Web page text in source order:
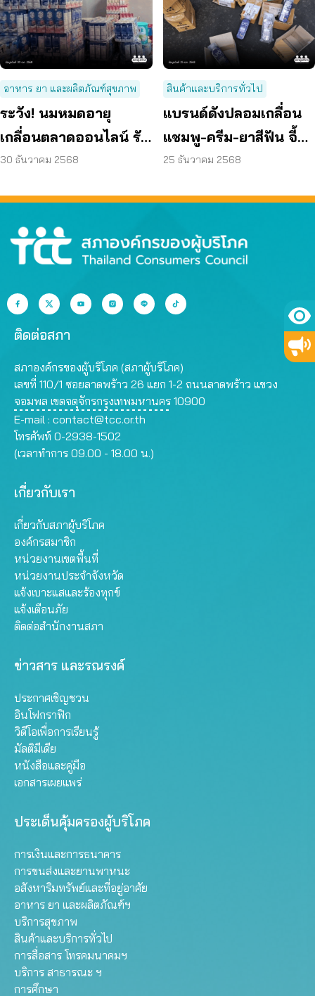
อาหาร ยา และผลิตภัณฑ์สุขภาพ
ระวัง! นมหมดอายุ
เกลื่อนตลาดออนไลน์ รับ
มา 1 บาท ขาย 10 บาท
30 ธันวาคม 2568
สินค้าและบริการทั่วไป
แบรนด์ดังปลอมเกลื่อน
แชมพู-ครีม-ยาสีฟัน จี้
เรียกคืนสินค้า
25 ธันวาคม 2568
ติดต่อสภา
สภาองค์กรของผู้บริโภค (สภาผู้บริโภค)
เลขที่ 110/1 ซอยลาดพร้าว 26 แยก 1-2 ถนนลาดพร้าว แขวง
จอมพล เขตจตุจักรกรุงเทพมหานคร 10900
E-mail : contact@tcc.or.th
โทรศัพท์ 0-2938-1502
(เวลาทำการ 09.00 - 18.00 น.)
เกี่ยวกับเรา
เกี่ยวกับสภาผู้บริโภค
องค์กรสมาชิก
หน่วยงานเขตพื้นที่
หน่วยงานประจำจังหวัด
แจ้งเบาะแสและร้องทุกข์
แจ้งเตือนภัย
ติดต่อสำนักงานสภา
ข่าวสาร และรณรงค์
ประกาศเชิญชวน
อินโฟกราฟิก
วิดีโอเพื่อการเรียนรู้
มัลติมีเดีย
หนังสือและคู่มือ
เอกสารเผยแพร่
ประเด็นคุ้มครองผู้บริโภค
การเงินและการธนาคาร
การขนส่งและยานพาหนะ
อสังหาริมทรัพย์และที่อยู่อาศัย
อาหาร ยา และผลิตภัณฑ์ฯ
บริการสุขภาพ
สินค้าและบริการทั่วไป
การสื่อสาร โทรคมนาคมฯ
บริการ สาธารณะ ฯ
การศึกษา